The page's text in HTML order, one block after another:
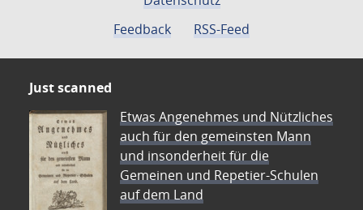
Feedback
RSS-Feed
Just scanned
Etwas Angenehmes und Nützliches
auch für den gemeinsten Mann
und insonderheit für die
Gemeinen und Repetier-Schulen
auf dem Land